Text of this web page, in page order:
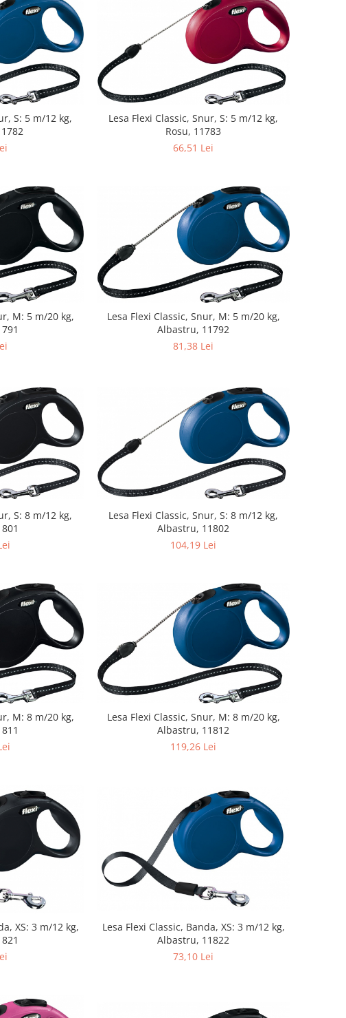
S: 5 m/12 kg,
Lesa Flexi Classic, Snur, S: 5 m/12 kg,
Rosu, 11783
66,51 Lei
M: 5 m/20 kg,
Lesa Flexi Classic, Snur, M: 5 m/20 kg,
Albastru, 11792
81,38 Lei
S: 8 m/12 kg,
Lesa Flexi Classic, Snur, S: 8 m/12 kg,
Albastru, 11802
104,19 Lei
M: 8 m/20 kg,
Lesa Flexi Classic, Snur, M: 8 m/20 kg,
Albastru, 11812
119,26 Lei
XS: 3 m/12 kg,
Lesa Flexi Classic, Banda, XS: 3 m/12 kg,
Albastru, 11822
73,10 Lei